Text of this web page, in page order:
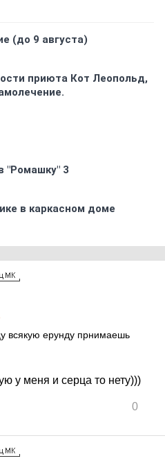
(до 9 августа)
приюта Кот Леопольд,
"Ромашку" 3
в каркасном доме
всякую ерунду прнимаешь
у меня и серца то нету)))
0